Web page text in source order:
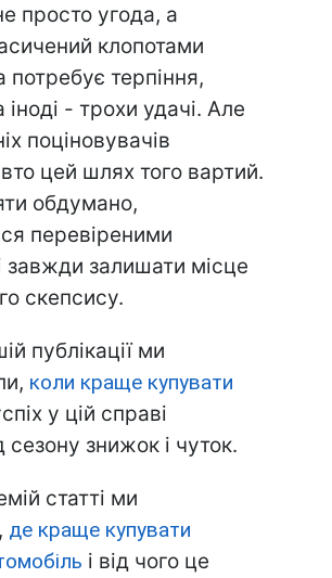
просто угода, а
клопотами
терпіння,
іноді - трохи удачі. Але
поціновувачів
цей шлях того вартий.
обдумано,
перевіреними
залишати місце
скепсису.
публікації ми
коли краще купувати
у цій справі
cезону знижок і чуток.
статті ми
де краще купувати
і від чого це